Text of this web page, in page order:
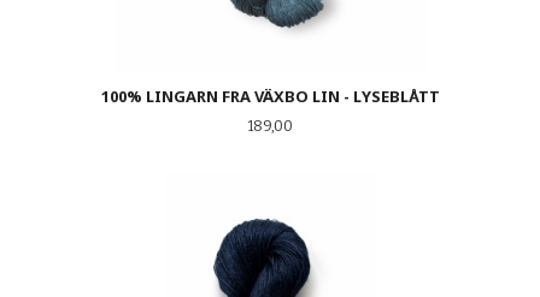
100% LINGARN FRA VÄXBO LIN - LYSEBLÅTT
Pris
189,00